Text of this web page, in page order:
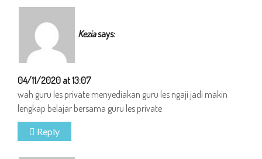
Keziasays:
04/11/2020 at 13:07
wah guru les private menyediakan guru les ngaji jadi makin
lengkap belajar bersama guru les private
Reply